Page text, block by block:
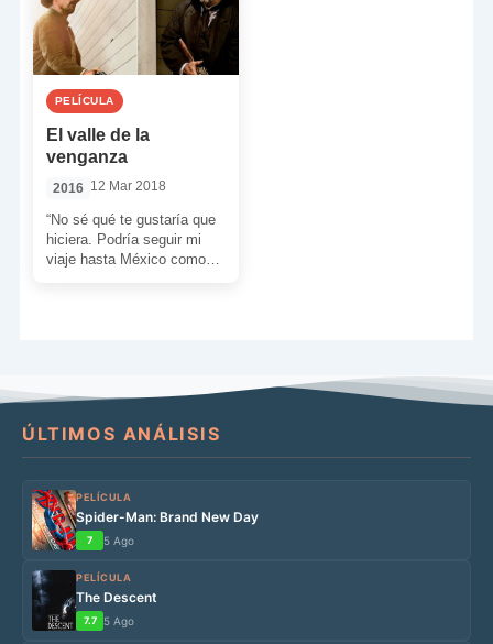
PELÍCULA
El valle de la
venganza
2016 12 Mar 2018
“No sé qué te gustaría que
hiciera. Podría seguir mi
viaje hasta México como
ÚLTIMOS ANÁLISIS
PELÍCULA
Spider-Man: Brand New Day
7 5 Ago
PELÍCULA
The Descent
7.7 5 Ago